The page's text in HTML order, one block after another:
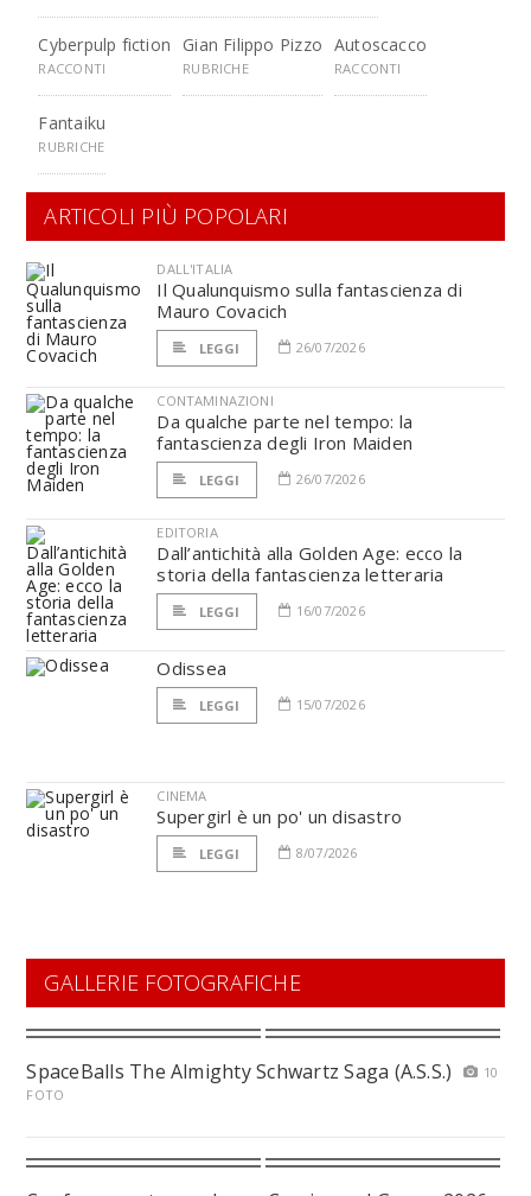
Cyberpulp fiction
RACCONTI
Gian Filippo Pizzo
RUBRICHE
Autoscacco
RACCONTI
Fantaiku
RUBRICHE
ARTICOLI PIÙ POPOLARI
DALL'ITALIA
Il Qualunquismo sulla fantascienza di
Mauro Covacich
LEGGI 26/07/2026
CONTAMINAZIONI
Da qualche parte nel tempo: la
fantascienza degli Iron Maiden
LEGGI 26/07/2026
EDITORIA
Dall’antichità alla Golden Age: ecco la
storia della fantascienza letteraria
LEGGI 16/07/2026
Odissea
LEGGI 15/07/2026
CINEMA
Supergirl è un po' un disastro
LEGGI 8/07/2026
GALLERIE FOTOGRAFICHE
SpaceBalls The Almighty Schwartz Saga (A.S.S.)
10
FOTO